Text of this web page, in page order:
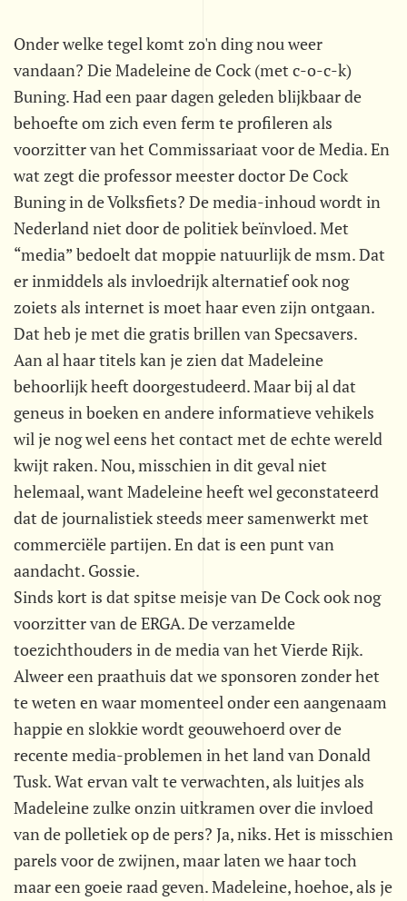
Onder welke tegel komt zo'n ding nou weer
vandaan? Die Madeleine de Cock (met c-o-c-k)
Buning. Had een paar dagen geleden blijkbaar de
behoefte om zich even ferm te profileren als
voorzitter van het Commissariaat voor de Media. En
wat zegt die professor meester doctor De Cock
Buning in de Volksfiets? De media-inhoud wordt in
Nederland niet door de politiek beïnvloed. Met
“media” bedoelt dat moppie natuurlijk de msm. Dat
er inmiddels als invloedrijk alternatief ook nog
zoiets als internet is moet haar even zijn ontgaan.
Dat heb je met die gratis brillen van Specsavers.
Aan al haar titels kan je zien dat Madeleine
behoorlijk heeft doorgestudeerd. Maar bij al dat
geneus in boeken en andere informatieve vehikels
wil je nog wel eens het contact met de echte wereld
kwijt raken. Nou, misschien in dit geval niet
helemaal, want Madeleine heeft wel geconstateerd
dat de journalistiek steeds meer samenwerkt met
commerciële partijen. En dat is een punt van
aandacht. Gossie.
Sinds kort is dat spitse meisje van De Cock ook nog
voorzitter van de ERGA. De verzamelde
toezichthouders in de media van het Vierde Rijk.
Alweer een praathuis dat we sponsoren zonder het
te weten en waar momenteel onder een aangenaam
happie en slokkie wordt geouwehoerd over de
recente media-problemen in het land van Donald
Tusk. Wat ervan valt te verwachten, als luitjes als
Madeleine zulke onzin uitkramen over die invloed
van de polletiek op de pers? Ja, niks. Het is misschien
parels voor de zwijnen, maar laten we haar toch
maar een goeie raad geven. Madeleine, hoehoe, als je